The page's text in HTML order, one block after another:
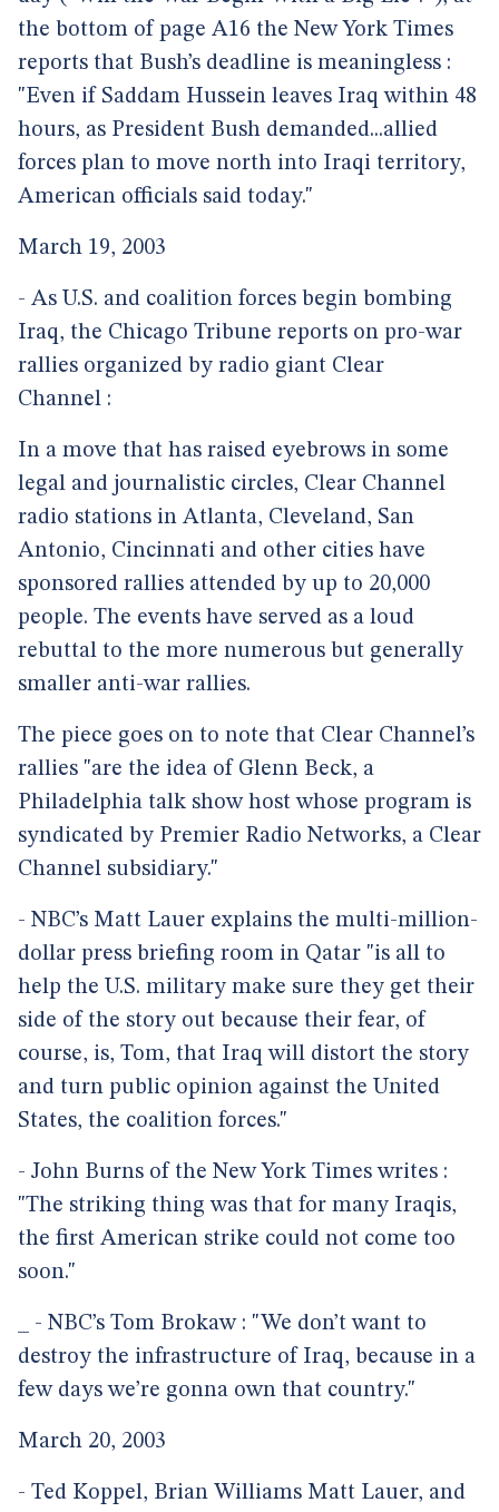
the bottom of page A16 the New York Times
reports that Bush’s deadline is meaningless :
"Even if Saddam Hussein leaves Iraq within 48
hours, as President Bush demanded...allied
forces plan to move north into Iraqi territory,
American officials said today."
March 19, 2003
- As U.S. and coalition forces begin bombing
Iraq, the Chicago Tribune reports on pro-war
rallies organized by radio giant Clear
Channel :
In a move that has raised eyebrows in some
legal and journalistic circles, Clear Channel
radio stations in Atlanta, Cleveland, San
Antonio, Cincinnati and other cities have
sponsored rallies attended by up to 20,000
people. The events have served as a loud
rebuttal to the more numerous but generally
smaller anti-war rallies.
The piece goes on to note that Clear Channel’s
rallies "are the idea of Glenn Beck, a
Philadelphia talk show host whose program is
syndicated by Premier Radio Networks, a Clear
Channel subsidiary."
- NBC’s Matt Lauer explains the multi-million-
dollar press briefing room in Qatar "is all to
help the U.S. military make sure they get their
side of the story out because their fear, of
course, is, Tom, that Iraq will distort the story
and turn public opinion against the United
States, the coalition forces."
- John Burns of the New York Times writes :
"The striking thing was that for many Iraqis,
the first American strike could not come too
soon."
_ - NBC’s Tom Brokaw : "We don’t want to
destroy the infrastructure of Iraq, because in a
few days we’re gonna own that country."
March 20, 2003
- Ted Koppel, Brian Williams Matt Lauer, and